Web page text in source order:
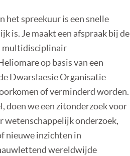
het spreekuur is een snelle
is. Je maakt een afspraak bij de
multidisciplinair
op basis van een
Dwarslaesie Organisatie
of verminderd worden.
doen we een zitonderzoek voor
wetenschappelijk onderzoek,
nieuwe inzichten in
wereldwijde